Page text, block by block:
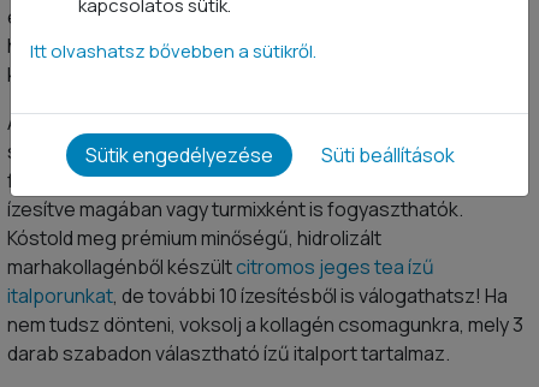
étrend-kiegészítők könnyebben emészthető és
hasznosítható formában juttatják a szervezetbe a
kollagént.
A kollagénpeptidek vízben oldódnak, színtelenek,
szagtalanok, így sokoldalúan használhatók fel. Ízesítetlen
formában különféle ételekbe keverhetők, de porként,
ízesítve magában vagy turmixként is fogyaszthatók.
Kóstold meg prémium minőségű, hidrolizált
marhakollagénből készültcitromos jeges tea ízű
italporunkat, de további 10 ízesítésből is válogathatsz! Ha
nem tudsz dönteni, voksolj a kollagén csomagunkra, mely 3
darab szabadon választható ízű italport tartalmaz.
Itt olvashatsz bővebben a sütikről.
Sütik engedélyezése Süti beállítások